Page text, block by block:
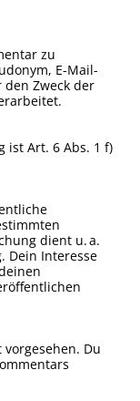
zu
E-Mail-
Zweck der
ist Art. 6 Abs. 1 f)
dient u. a.
Dein Interesse
Du